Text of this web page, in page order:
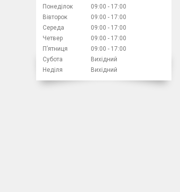
Понеділок 09:00
17:00
Вівторок
09:00
17:00
Середа
09:00
17:00
Четвер
09:00
17:00
Пʼятниця
09:00
17:00
Субота
Вихідний
Неділя
Вихідний